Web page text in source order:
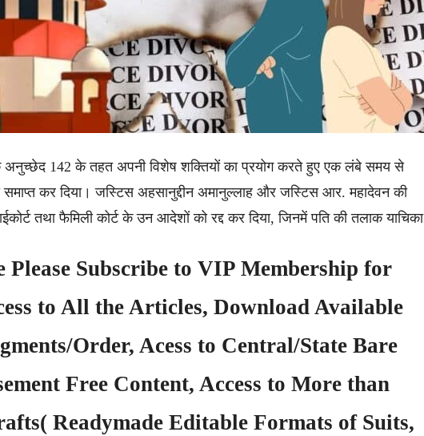
अनुच्छेद 142 के तहत अपनी विशेष शक्तियों का प्रयोग करते हुए एक लंबे समय से
समाप्त कर दिया। जस्टिस अहसानुद्दीन अमानुल्लाह और जस्टिस आर. महादेवन की
तथा फैमिली कोर्ट के उन आदेशों को रद्द कर दिया, जिनमें पति की तलाक याचिका
Please Subscribe to VIP Membership for
to All the Articles, Download Available
Order, Acess to Central/State Bare
Free Content, Access to More than
Readymade Editable Formats of Suits,